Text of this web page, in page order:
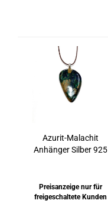
Azurit-Malachit
Anhänger Silber 925
Preisanzeige nur für
freigeschaltete Kunden